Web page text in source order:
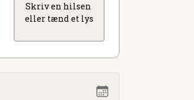
Skriv en hilsen
eller tænd et lys